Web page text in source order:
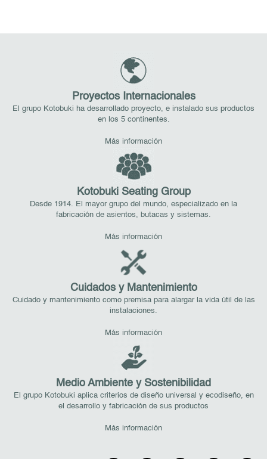
Proyectos Internacionales
El grupo Kotobuki ha desarrollado proyecto, e instalado sus productos
en los 5 continentes.
Más información
Kotobuki Seating Group
Desde 1914. El mayor grupo del mundo, especializado en la
fabricación de asientos, butacas y sistemas.
Más información
Cuidados y Mantenimiento
Cuidado y mantenimiento como premisa para alargar la vida útil de las
instalaciones.
Más información
Medio Ambiente y Sostenibilidad
El grupo Kotobuki aplica criterios de diseño universal y ecodiseño, en
el desarrollo y fabricación de sus productos
Más información